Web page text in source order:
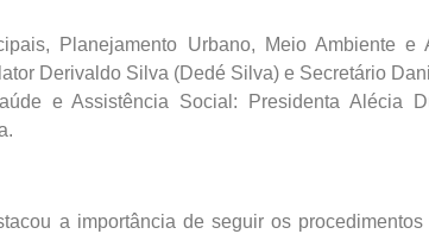
Planejamento Urbano, Meio Ambiente e
Derivaldo Silva (Dedé Silva) e Secretário
e Assistência Social: Presidenta Alécia
a importância de seguir os